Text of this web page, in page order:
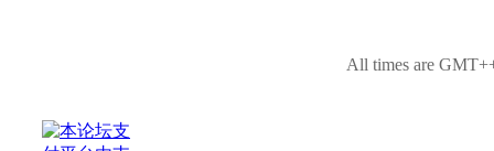
All times are